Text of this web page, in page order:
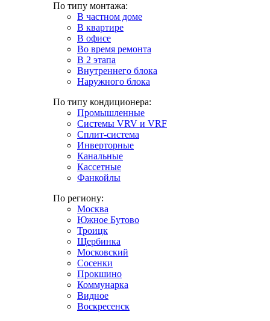
По типу монтажа:
В частном доме
В квартире
В офисе
Во время ремонта
В 2 этапа
Внутреннего блока
Наружного блока
По типу кондиционера:
Промышленные
Системы VRV и VRF
Сплит-система
Инверторные
Канальные
Кассетные
Фанкойлы
По региону:
Москва
Южное Бутово
Троицк
Щербинка
Московский
Сосенки
Прокшино
Коммунарка
Видное
Воскресенск